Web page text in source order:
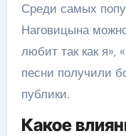
Среди самых
Наговицына
любит так как я»,
песни получили
публики.
Какое